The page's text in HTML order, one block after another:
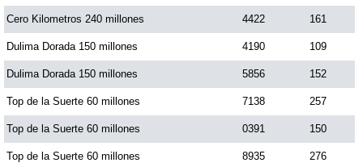
Dorado Mañana
Dorado Tarde
Dorado Noche
Cero Kilometros 240 millones 4422 161
Dulima Dorada 150 millones 4190 109
Dulima Dorada 150 millones 5856 152
Top de la Suerte 60 millones 7138 257
Top de la Suerte 60 millones 0391 150
Top de la Suerte 60 millones 8935 276